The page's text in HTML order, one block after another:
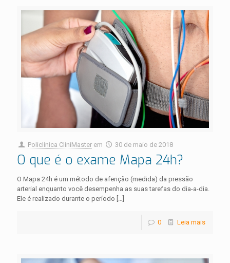
Policlínica CliniMaster em 30 de maio de 2018
O que é o exame Mapa 24h?
O Mapa 24h é um método de aferição (medida) da pressão
arterial enquanto você desempenha as suas tarefas do dia-a-dia.
Ele é realizado durante o período […]
0 Leia mais